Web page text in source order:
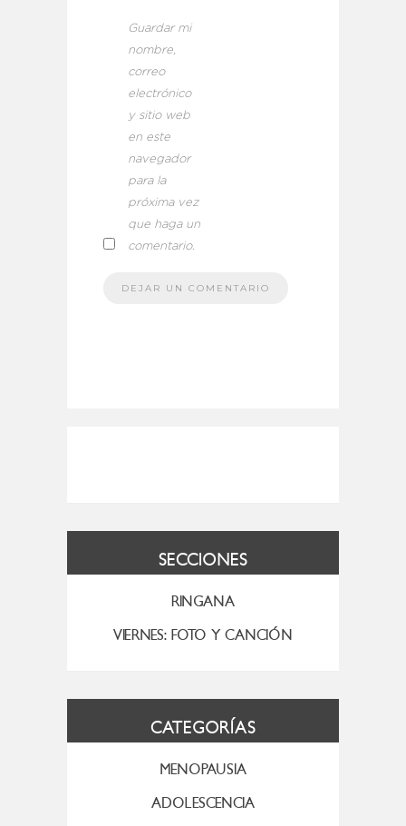
Guardar mi
nombre,
correo
electrónico
y sitio web
en este
navegador
para la
próxima vez
que haga un
comentario.
SECCIONES
RINGANA
VIERNES: FOTO Y CANCIÓN
CATEGORÍAS
MENOPAUSIA
ADOLESCENCIA